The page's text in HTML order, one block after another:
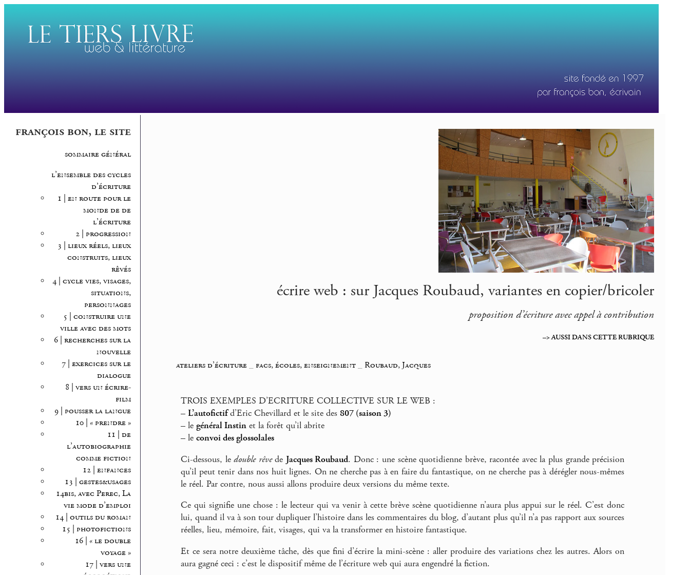
françois bon, le site
sommaire général
l’ensemble des cycles
d’écriture
1 | en route pour le
monde de de
l’écriture
2 | progression
3 | lieux réels, lieux
construits, lieux
rêvés
4 | cycle vies, visages,
situations,
personnages
5 | construire une
ville avec des mots
6 | recherches sur la
nouvelle
7 | exercices sur le
dialogue
8 | vers un écrire-
film
9 | pousser la langue
10 | « prendre »
11 | de
l’autobiographie
comme fiction
12 | enfances
13 | gestes&usages
14bis, avec Perec, La
vie mode d’emploi
14 | outils du roman
15 | photofictions
16 | « le double
voyage »
17 | vers une
écrire web : sur Jacques Roubaud, variantes en copier/bricoler
proposition d’écriture avec appel à contribution
–> AUSSI DANS CETTE RUBRIQUE
ateliers d’écriture _facs, écoles, enseignement _Roubaud, Jacques
TROIS EXEMPLES D’ECRITURE COLLECTIVE SUR LE WEB :
– L’autofictifd’Eric Chevillard et le site des 807 (saison 3)
– le général Instin et la forêt qu’il abrite
– le convoi des glossolales
Ci-dessous, ledouble rêvede Jacques Roubaud. Donc : une scène quotidienne brève, racontée avec la plus grande précision
qu’il peut tenir dans nos huit lignes. On ne cherche pas à en faire du fantastique, on ne cherche pas à dérégler nous-mêmes
le réel. Par contre, nous aussi allons produire deux versions du même texte.
Ce qui signifie une chose : le lecteur qui va venir à cette brève scène quotidienne n’aura plus appui sur le réel. C’est donc
lui, quand il va à son tour dupliquer l’histoire dans les commentaires du blog, d’autant plus qu’il n’a pas rapport aux sources
réelles, lieu, mémoire, fait, visages, qui va la transformer en histoire fantastique.
Et ce sera notre deuxième tâche, dès que fini d’écrire la mini-scène : aller produire des variations chez les autres. Alors on
aura gagné ceci : c’est le dispositif même de l’écriture web qui aura engendré la fiction.